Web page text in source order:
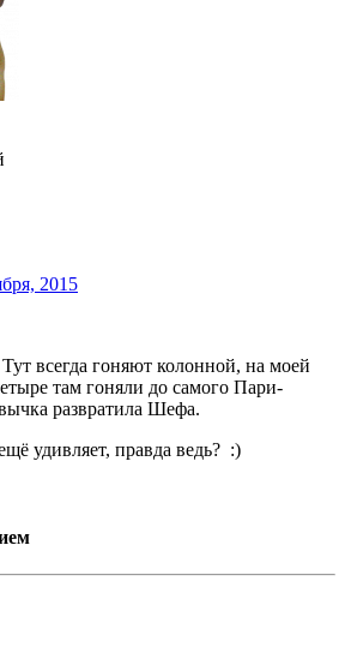
2015
всегда гоняют колонной, на моей
там гоняли до самого Пари-
развратила Шефа.
удивляет, правда ведь? :)